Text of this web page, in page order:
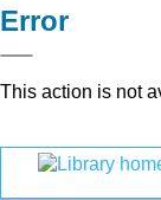
Error
This action is not